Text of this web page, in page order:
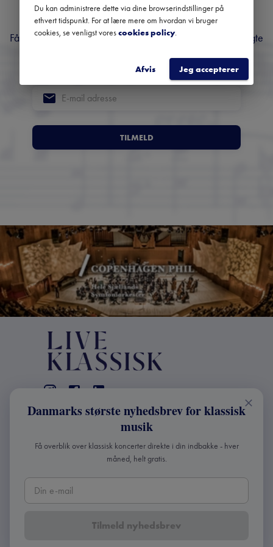
musik
Få overblik over kommende koncerter, festivaler og udvalgte
TILMELD
KONTAKT
info@liveklassisk.dk
Live Klassisk ApS
CVR 41507780
2026Live Klassisk •Fortroligheds- og
Danmarks største nyhedsbrev for klassisk
musik
Få overblik over klassisk koncerter direkte i din indbakke - hver
måned, helt gratis.
Tilmeld nyhedsbrev
Du kan administrere dette via dine browserindstillinger på
ethvert tidspunkt. For at lære mere om hvordan vi bruger
cookies, se venligst vorescookies policy.
Afvis Jeg accepterer